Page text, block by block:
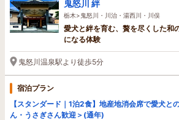
鬼怒川 絆
栃木>鬼怒川・川治・湯西川・川俣
愛犬と絆を育む、贅を尽くした和
になる体験
鬼怒川温泉駅より徒歩5分
宿泊プラン
【スタンダード｜1泊2食】地産地消会席で愛犬と
ん・うさぎさん歓迎＞(通年)